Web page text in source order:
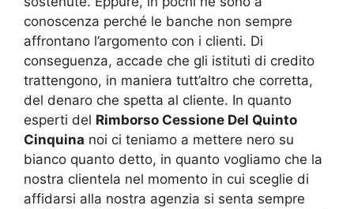
conoscenza perché le banche non sempre
affrontano l’argomento con i clienti. Di
conseguenza, accade che gli istituti di credito
trattengono, in maniera tutt’altro che corretta,
del denaro che spetta al cliente. In quanto
esperti del Rimborso Cessione Del Quinto
Cinquina noi ci teniamo a mettere nero su
bianco quanto detto, in quanto vogliamo che la
nostra clientela nel momento in cui sceglie di
affidarsi alla nostra agenzia si senta sempre